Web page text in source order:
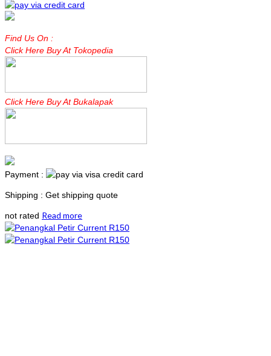
Find Us On :
Click Here Buy At Tokopedia
Click Here Buy At Bukalapak
Payment :
Shipping : Get shipping quote
not rated Read more